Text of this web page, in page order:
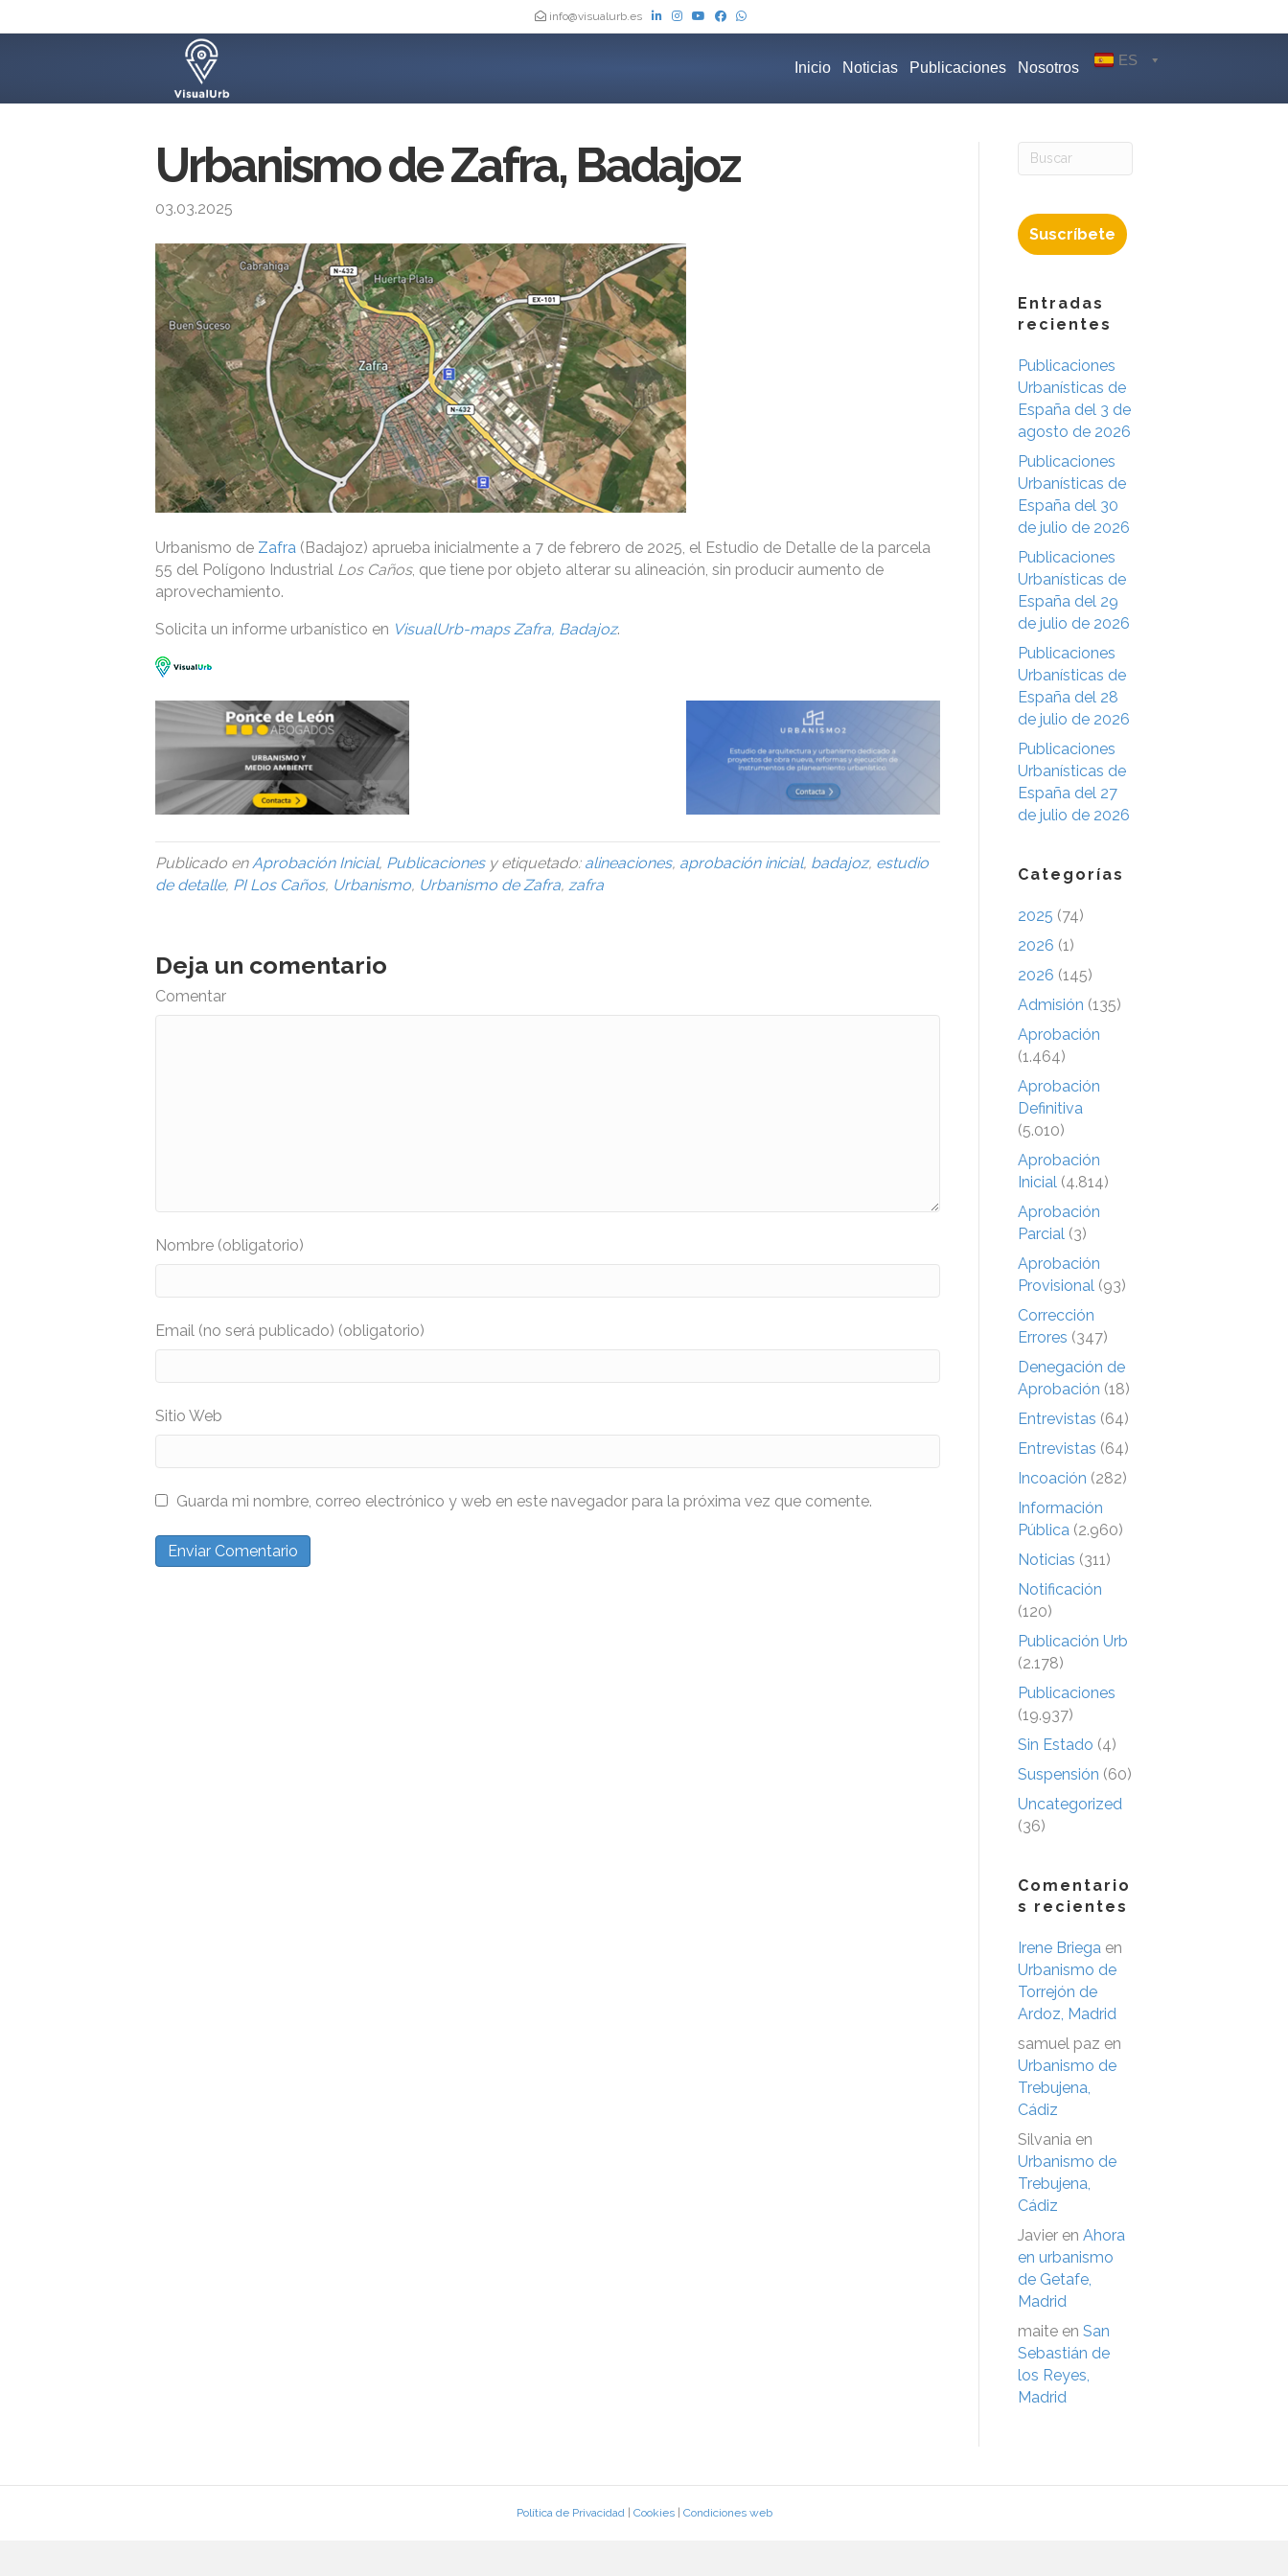
info@visualurb.es
Inicio Noticias Publicaciones Nosotros ES
Urbanismo de Zafra, Badajoz
03.03.2025
Urbanismo de Zafra (Badajoz) aprueba inicialmente a 7 de febrero de 2025, el Estudio de Detalle de la parcela
55 del Polígono Industrial Los Caños, que tiene por objeto alterar su alineación, sin producir aumento de
aprovechamiento.
Solicita un informe urbanístico en VisualUrb-maps Zafra, Badajoz.
Publicado enAprobación Inicial, Publicacionesy etiquetado: alineaciones, aprobación inicial, badajoz, estudio
de detalle, PI Los Caños, Urbanismo, Urbanismo de Zafra, zafra
Deja un comentario
Comentar
Nombre (obligatorio)
Email (no será publicado) (obligatorio)
Sitio Web
Guarda mi nombre, correo electrónico y web en este navegador para la próxima vez que comente.
Suscríbete
Entradas
recientes
Publicaciones
Urbanísticas de
España del 3 de
agosto de 2026
Publicaciones
Urbanísticas de
España del 30
de julio de 2026
Publicaciones
Urbanísticas de
España del 29
de julio de 2026
Publicaciones
Urbanísticas de
España del 28
de julio de 2026
Publicaciones
Urbanísticas de
España del 27
de julio de 2026
Categorías
2025 (74)
2026 (1)
2026 (145)
Admisión (135)
Aprobación
(1.464)
Aprobación
Definitiva
(5.010)
Aprobación
Inicial (4.814)
Aprobación
Parcial (3)
Aprobación
Provisional (93)
Corrección
Errores (347)
Denegación de
Aprobación (18)
Entrevistas (64)
Entrevistas (64)
Incoación (282)
Información
Pública (2.960)
Noticias (311)
Notificación
(120)
Publicación Urb
(2.178)
Publicaciones
(19.937)
Sin Estado (4)
Suspensión (60)
Uncategorized
(36)
Comentario
s recientes
Irene Briega en
Urbanismo de
Torrejón de
Ardoz, Madrid
samuel paz en
Urbanismo de
Trebujena,
Cádiz
Silvania en
Urbanismo de
Trebujena,
Cádiz
Javier en Ahora
en urbanismo
de Getafe,
Madrid
maite en San
Sebastián de
los Reyes,
Madrid
Política de Privacidad| Cookies| Condiciones web